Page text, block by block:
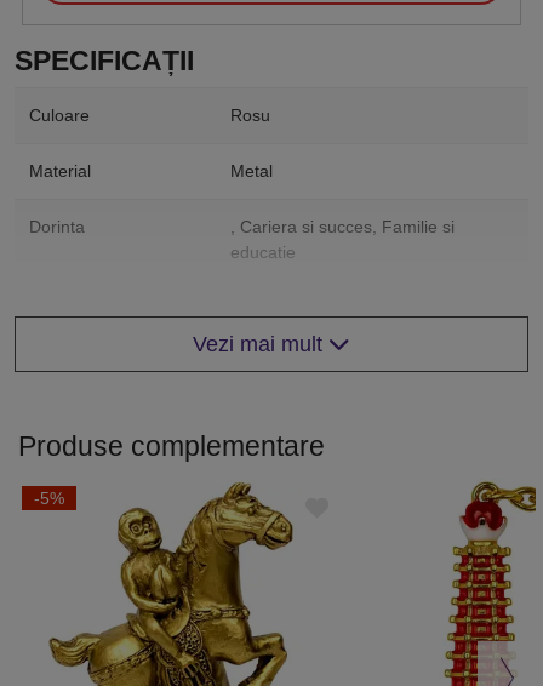
SPECIFICAȚII
Culoare Rosu
Material Metal
Dorinta
, Cariera si succes, Familie si
educatie
Vezi mai mult
Produse complementare
-5%